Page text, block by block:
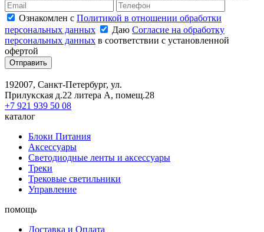
Ознакомлен с Политикой в отношении обработки
персональных данных
Даю Согласие на обработку
персональных данных в соответствии с установленной
офертой
Отправить
192007, Санкт-Петербург, ул.
Прилукская д.22 литера А, помещ.28
+7 921 939 50 08
каталог
Блоки Питания
Аксессуары
Светодиодные ленты и аксессуары
Треки
Трековые светильники
Управление
помощь
Доставка и Оплата